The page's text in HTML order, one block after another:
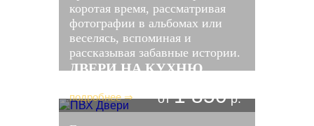
коротая время, рассматривая
фотографии в альбомах или
веселясь, вспоминая и
рассказывая забавные истории.
ДВЕРИ НА КУХНЮ
подробнее ⇒ от1 850р.